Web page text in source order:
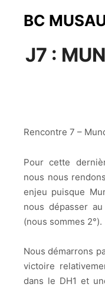
BC
J7 :
Rencontre 7 –
Pour cette
nous nous
enjeu puisque
nous dépasser
(nous sommes 2°).
Nous démarrons
victoire
dans le DH1 et